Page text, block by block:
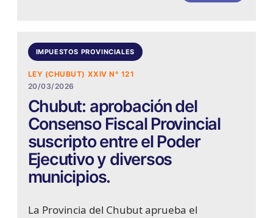
IMPUESTOS PROVINCIALES
LEY (CHUBUT) XXIV N° 121
20/03/2026
Chubut: aprobación del
Consenso Fiscal Provincial
suscripto entre el Poder
Ejecutivo y diversos
municipios.
La Provincia del Chubut aprueba el